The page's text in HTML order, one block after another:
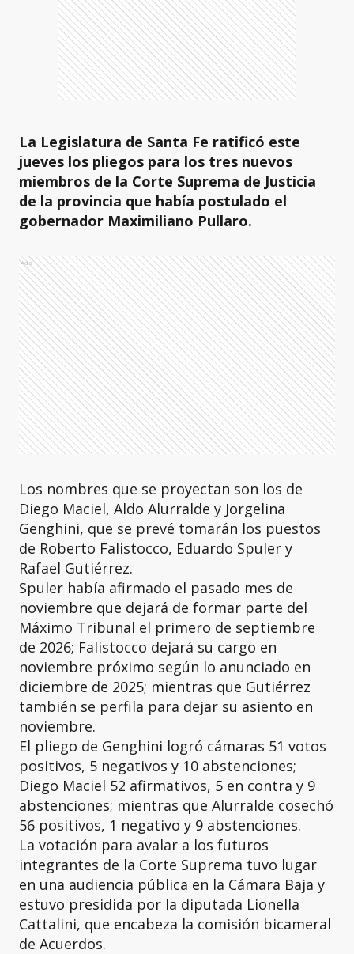
La Legislatura de Santa Fe ratificó este
jueves los pliegos para los tres nuevos
miembros de la Corte Suprema de Justicia
de la provincia que había postulado el
gobernador Maximiliano Pullaro.
Ads
Los nombres que se proyectan son los de
Diego Maciel, Aldo Alurralde y Jorgelina
Genghini, que se prevé tomarán los puestos
de Roberto Falistocco, Eduardo Spuler y
Rafael Gutiérrez.
Spuler había afirmado el pasado mes de
noviembre que dejará de formar parte del
Máximo Tribunal el primero de septiembre
de 2026; Falistocco dejará su cargo en
noviembre próximo según lo anunciado en
diciembre de 2025; mientras que Gutiérrez
también se perfila para dejar su asiento en
noviembre.
El pliego de Genghini logró cámaras 51 votos
positivos, 5 negativos y 10 abstenciones;
Diego Maciel 52 afirmativos, 5 en contra y 9
abstenciones; mientras que Alurralde cosechó
56 positivos, 1 negativo y 9 abstenciones.
La votación para avalar a los futuros
integrantes de la Corte Suprema tuvo lugar
en una audiencia pública en la Cámara Baja y
estuvo presidida por la diputada Lionella
Cattalini, que encabeza la comisión bicameral
de Acuerdos.